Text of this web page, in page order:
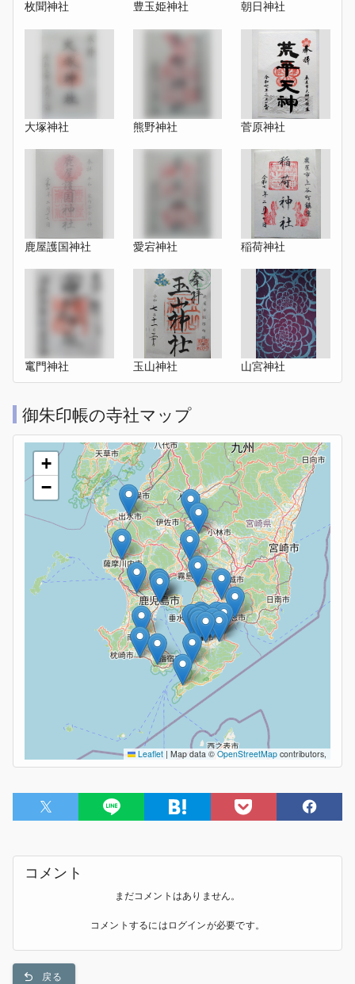
枚聞神社 豊玉姫神社 朝日神社
大塚神社 熊野神社 菅原神社
鹿屋護国神社 愛宕神社 稲荷神社
竃門神社 玉山神社 山宮神社
御朱印帳の寺社マップ
+
−
Leaflet | Map data © OpenStreetMap contributors,
コメント
まだコメントはありません。
コメントするには ログインが必要です。
戻る